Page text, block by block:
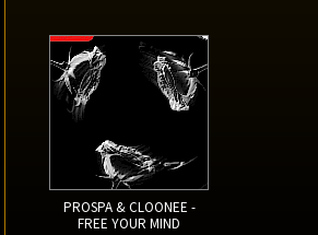
PROSPA & CLOONEE -
FREE YOUR MIND